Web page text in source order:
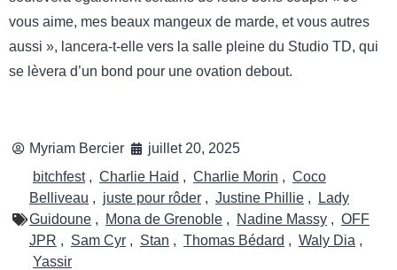
vous aime, mes beaux mangeux de marde, et vous autres
aussi », lancera-t-elle vers la salle pleine du Studio TD, qui
se lèvera d’un bond pour une ovation debout.
Myriam Bercier
juillet 20, 2025
bitchfest , Charlie Haid , Charlie Morin , Coco
Belliveau , juste pour rôder , Justine Phillie ,
Lady
Guidoune , Mona de Grenoble , Nadine Massy , OFF
JPR , Sam Cyr , Stan , Thomas Bédard , Waly Dia ,
Yassir